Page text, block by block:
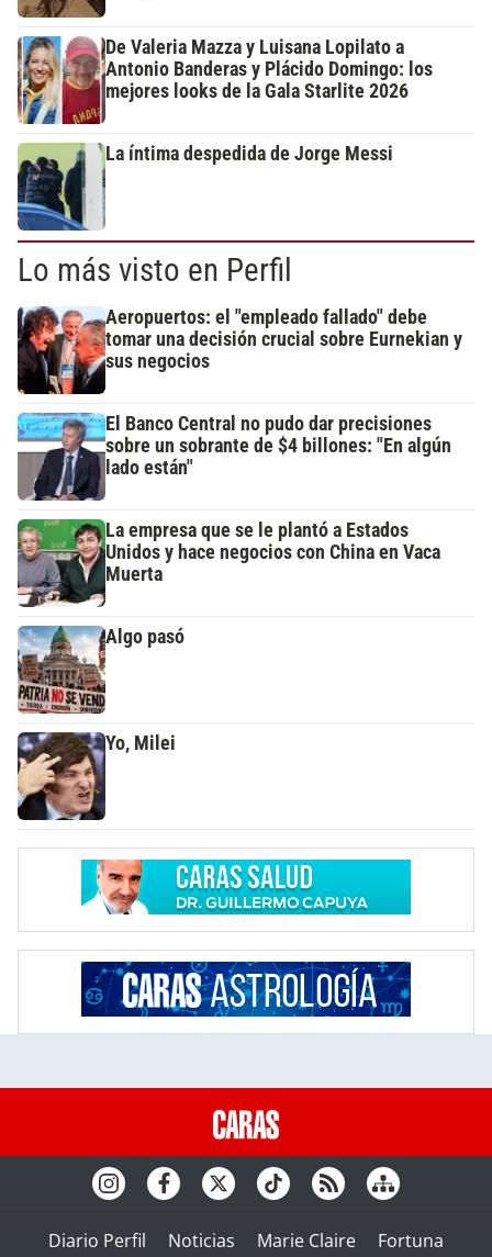
De Valeria Mazza y Luisana Lopilato a
Antonio Banderas y Plácido Domingo: los
mejores looks de la Gala Starlite 2026
La íntima despedida de Jorge Messi
Lo más visto en Perfil
Aeropuertos: el "empleado fallado" debe
tomar una decisión crucial sobre Eurnekian y
sus negocios
El Banco Central no pudo dar precisiones
sobre un sobrante de $4 billones: "En algún
lado están"
La empresa que se le plantó a Estados
Unidos y hace negocios con China en Vaca
Muerta
Algo pasó
Yo, Milei
Diario Perfil Noticias Marie Claire Fortuna